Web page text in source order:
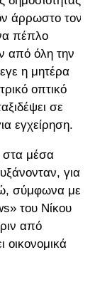
άρρωστο τον
πέπλο
από όλη την
η μητέρα
οπτικό
σε
εγχείρηση.
στα μέσα
για
σύμφωνα με
του Νίκου
από
οικονομικά